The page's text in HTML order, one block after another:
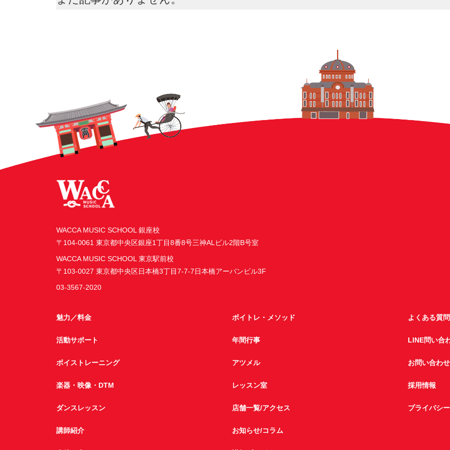
WACCA MUSIC SCHOOL 銀座校
〒104-0061 東京都中央区銀座1丁目8番8号三神ALビル2階B号室
WACCA MUSIC SCHOOL 東京駅前校
〒103-0027 東京都中央区日本橋3丁目7-7-7日本橋アーバンビル3F
03-3567-2020
魅力／料金
活動サポート
ボイストレーニング
楽器・映像・DTM
ダンスレッスン
講師紹介
ボイトレ・メソッド
年間行事
アツメル
レッスン室
店舗一覧/アクセス
お知らせ/コラム
よくある質問
LINE問い合
お問い合わせ
採用情報
プライバシ